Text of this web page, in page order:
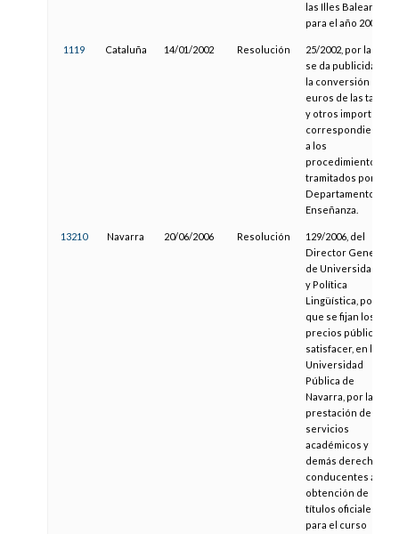
las Illes Balears
para el año 2002
1119 Cataluña 14/01/2002 Resolución
25/2002, por la que
se da publicidad a
la conversión en
euros de las tasas
y otros importes
correspondientes
a los
procedimientos
tramitados por el
Departamento de
Enseñanza.
13210 Navarra 20/06/2006 Resolución
129/2006, del
Director General
de Universidades
y Política
Lingüística, por la
que se fijan los
precios públicos a
satisfacer, en la
Universidad
Pública de
Navarra, por la
prestación de
servicios
académicos y
demás derechos
conducentes a la
obtención de
títulos oficiales
para el curso